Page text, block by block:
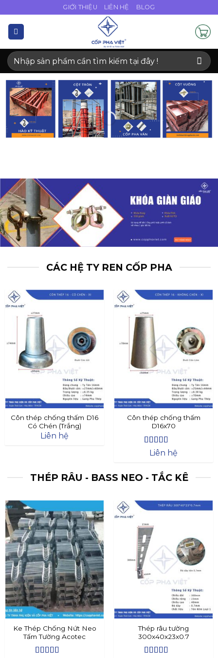
dung
GIỚI THIỆU LIÊN HỆ BLOG
Tìm
kiếm:
CÁC HỆ TY REN CỐP PHA
Côn thép chống thấm D16
Có Chén (Trắng)
Liên hệ
Côn thép chống thấm
D16x70
Được xếp
5
Liên hệ
THÉP RÂU - BASS NEO - TẮC KÊ
Ke Thép Chống Nứt Neo
Tấm Tường Acotec
Thép râu tường
300x40x23x0.7